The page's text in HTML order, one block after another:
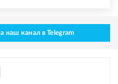
наш канал в Telegram